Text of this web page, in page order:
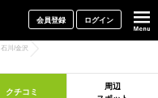
会員登録 ログイン
石川/金沢
クチコミ
周辺